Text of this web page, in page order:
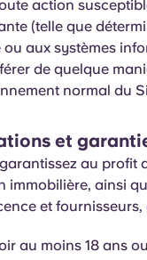
action
(telle que
aux systèmes
de quelque
normal du
et
au profit
immobilière, ainsi
et fournisseurs,
au moins 18 ans